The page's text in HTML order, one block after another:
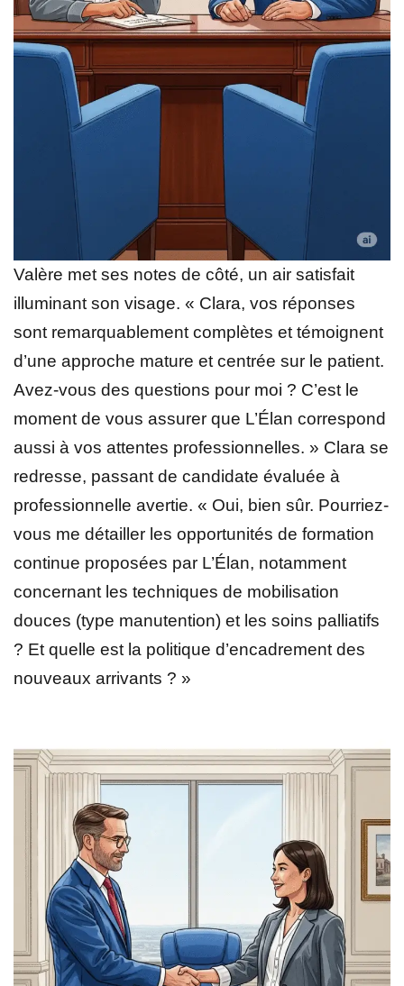
Valère met ses notes de côté, un air satisfait
illuminant son visage. « Clara, vos réponses
sont remarquablement complètes et témoignent
d’une approche mature et centrée sur le patient.
Avez-vous des questions pour moi ? C’est le
moment de vous assurer que L’Élan correspond
aussi à vos attentes professionnelles. » Clara se
redresse, passant de candidate évaluée à
professionnelle avertie. « Oui, bien sûr. Pourriez-
vous me détailler les opportunités de formation
continue proposées par L’Élan, notamment
concernant les techniques de mobilisation
douces (type manutention) et les soins palliatifs
? Et quelle est la politique d’encadrement des
nouveaux arrivants ? »